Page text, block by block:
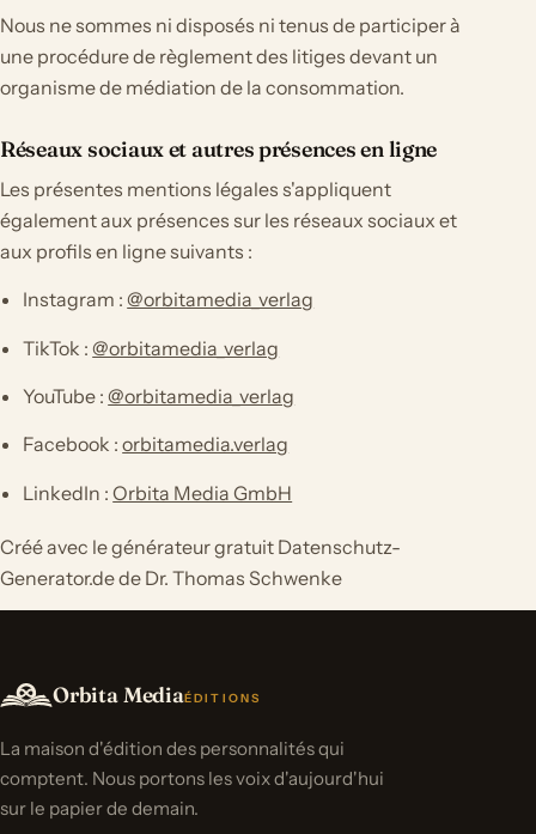
Nous ne sommes ni disposés ni tenus de participer à
une procédure de règlement des litiges devant un
organisme de médiation de la consommation.
Réseaux sociaux et autres présences en ligne
Les présentes mentions légales s'appliquent
également aux présences sur les réseaux sociaux et
aux profils en ligne suivants :
Instagram :@orbitamedia_verlag
TikTok :@orbitamedia_verlag
YouTube :@orbitamedia_verlag
Facebook :orbitamedia.verlag
LinkedIn :Orbita Media GmbH
Créé avec le générateur gratuit Datenschutz-
Generator.de de Dr. Thomas Schwenke
Orbita MediaÉDITIONS
La maison d'édition des personnalités qui
comptent. Nous portons les voix d'aujourd'hui
sur le papier de demain.